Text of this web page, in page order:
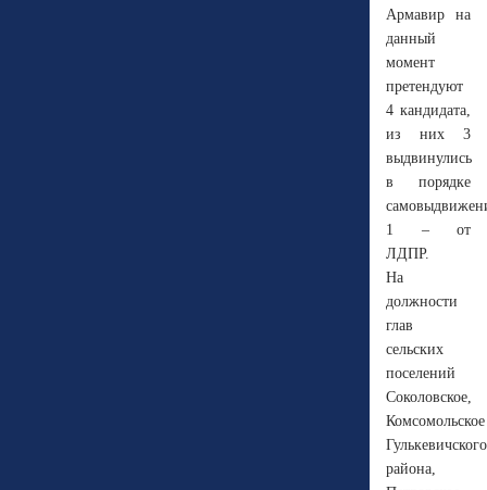
Армавир на
данный
момент
претендуют
4 кандидата,
из них 3
выдвинулись
в порядке
1 – от
ЛДПР.
На
должности
глав
сельских
поселений
Соколовское,
Комсомольское
Гулькевичского
района,